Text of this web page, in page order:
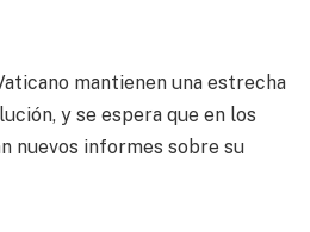
mantienen una estrecha
y se espera que en los
nuevos informes sobre su